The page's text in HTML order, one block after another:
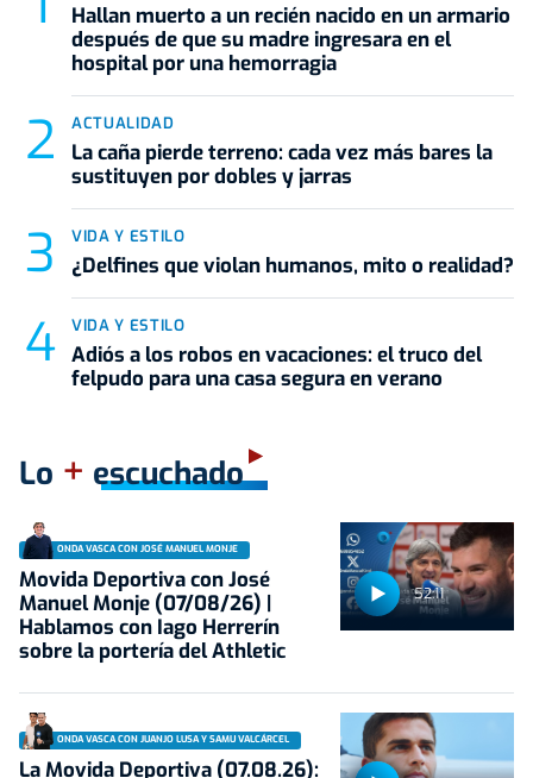
Hallan muerto a un recién nacido en un armario
después de que su madre ingresara en el
hospital por una hemorragia
ACTUALIDAD
La caña pierde terreno: cada vez más bares la
sustituyen por dobles y jarras
VIDA Y ESTILO
¿Delfines que violan humanos, mito o realidad?
VIDA Y ESTILO
Adiós a los robos en vacaciones: el truco del
felpudo para una casa segura en verano
Lo + escuchado
52:11
ONDA VASCA CON JOSÉ MANUEL MONJE
Movida Deportiva con José
Manuel Monje (07/08/26) |
Hablamos con Iago Herrerín
sobre la portería del Athletic
ONDA VASCA CON JUANJO LUSA Y SAMU VALCÁRCEL
La Movida Deportiva (07.08.26):